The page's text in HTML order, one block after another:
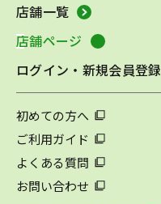
店舗一覧
店舗ページ
ログイン・新規会員登録
初めての方へ
ご利用ガイド
よくある質問
お問い合わせ